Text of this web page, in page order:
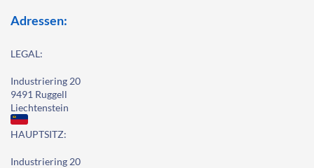
Adressen:
LEGAL:
Industriering 20
9491 Ruggell
Liechtenstein
HAUPTSITZ:
Industriering 20